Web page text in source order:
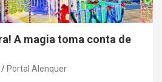
A magia toma conta de
Portal Alenquer